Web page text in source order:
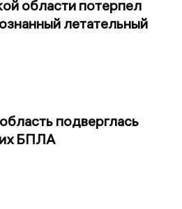
области потерпел
летательный
подверглась
БПЛА